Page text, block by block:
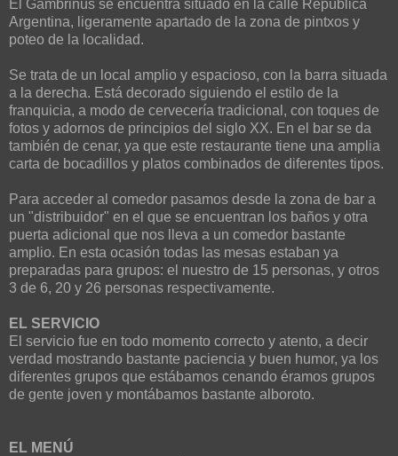
El Gambrinus se encuentra situado en la calle República
Argentina, ligeramente apartado de la zona de pintxos y
poteo de la localidad.
Se trata de un local amplio y espacioso, con la barra situada
a la derecha. Está decorado siguiendo el estilo de la
franquicia, a modo de cervecería tradicional, con toques de
fotos y adornos de principios del siglo XX. En el bar se da
también de cenar, ya que este restaurante tiene una amplia
carta de bocadillos y platos combinados de diferentes tipos.
Para acceder al comedor pasamos desde la zona de bar a
un "distribuidor" en el que se encuentran los baños y otra
puerta adicional que nos lleva a un comedor bastante
amplio. En esta ocasión todas las mesas estaban ya
preparadas para grupos: el nuestro de 15 personas, y otros
3 de 6, 20 y 26 personas respectivamente.
EL SERVICIO
El servicio fue en todo momento correcto y atento, a decir
verdad mostrando bastante paciencia y buen humor, ya los
diferentes grupos que estábamos cenando éramos grupos
de gente joven y montábamos bastante alboroto.
EL MENÚ